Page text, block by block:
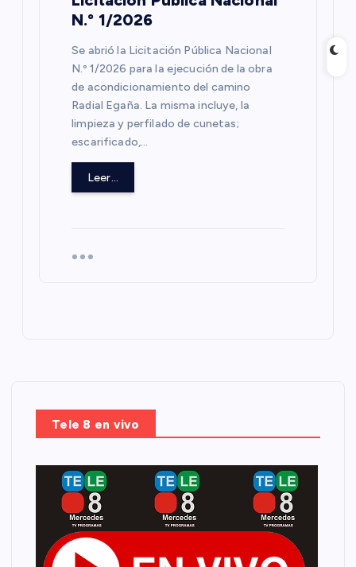
N.º 1/2026
Se abrió la Licitación Pública Nacional
N.º 1/2026 para la ejecución de la obra
de acondicionamiento del camino
Radial Egaña. La misma incluye, la
limpieza y perfilado de cunetas;
escarificado,…
Leer...
Tele 8 en vivo